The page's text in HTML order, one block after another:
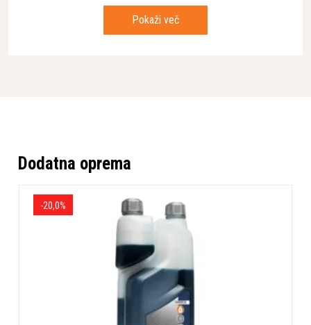
4,9 kg
bencinski
Pokaži več
Dodatna oprema
-20,0%